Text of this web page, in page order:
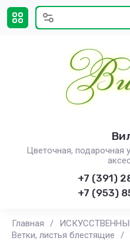
Цветочная, подарочная
+7 (391)
+7 (953)
Главная /
Ветки, листья блестящие
/